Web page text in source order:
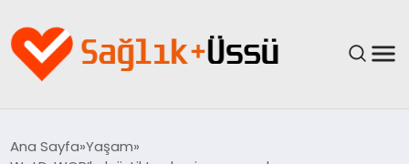
Ana Sayfa Yaşam